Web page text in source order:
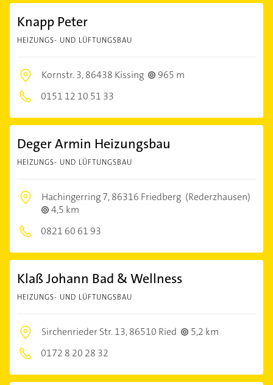
Knapp Peter
HEIZUNGS- UND LÜFTUNGSBAU
Kornstr. 3,86438 Kissing
965 m
0151 12 10 51 33
Deger Armin Heizungsbau
HEIZUNGS- UND LÜFTUNGSBAU
Hachingerring 7,86316 Friedberg (Rederzhausen)
4,5 km
0821 60 61 93
Klaß Johann Bad & Wellness
HEIZUNGS- UND LÜFTUNGSBAU
Sirchenrieder Str. 13,86510 Ried
5,2 km
0172 8 20 28 32